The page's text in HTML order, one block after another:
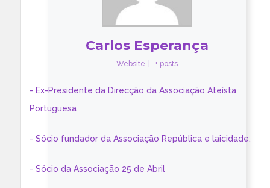
Carlos Esperança
Website + posts
- Ex-Presidente da Direcção da Associação Ateísta
Portuguesa
- Sócio fundador da Associação República e laicidade;
- Sócio da Associação 25 de Abril